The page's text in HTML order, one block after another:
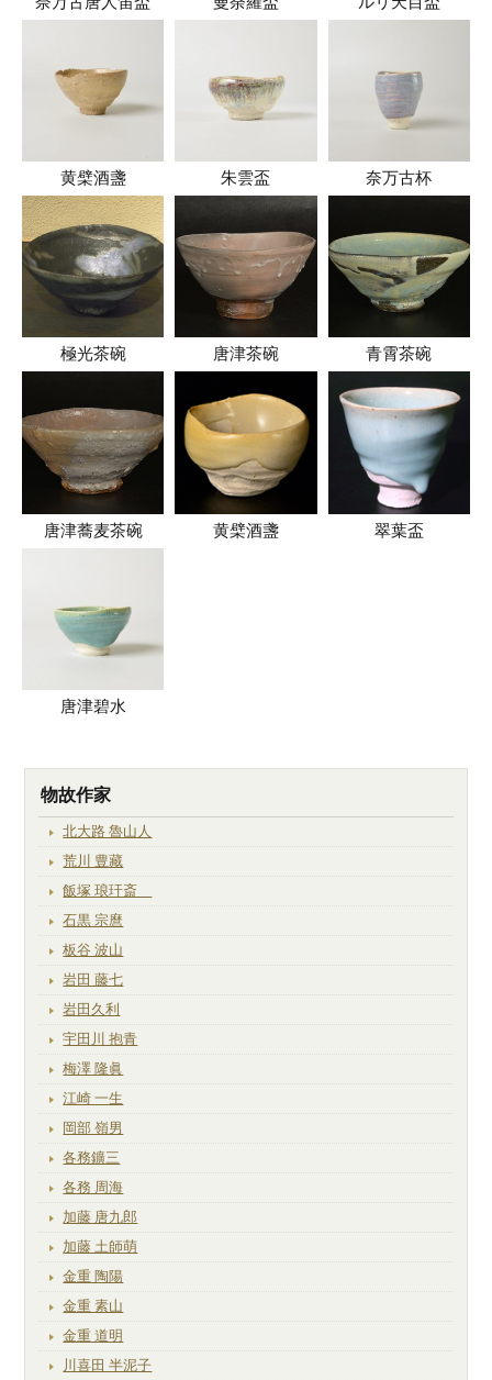
黄檗酒盞 朱雲盃 奈万古杯
極光茶碗 唐津茶碗 青霄茶碗
唐津蕎麦茶碗 黄檗酒盞 翠葉盃
唐津碧水
物故作家
北大路 魯山人
荒川 豊藏
飯塚 琅玕斎
石黒 宗麿
板谷 波山
岩田 藤七
岩田久利
宇田川 抱青
梅澤 隆眞
江崎 一生
岡部 嶺男
各務鑛三
各務 周海
加藤 唐九郎
加藤 土師萌
金重 陶陽
金重 素山
金重 道明
川喜田 半泥子